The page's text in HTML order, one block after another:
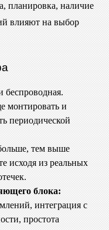
планировка, наличие
влияют на выбор
беспроводная.
монтировать и
периодической
тем выше
исходя из реальных
блока:
интеграция с
простота